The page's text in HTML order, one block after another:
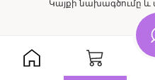
Կայքի նախագծումը